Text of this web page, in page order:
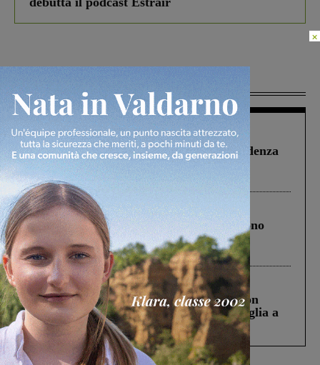
Più lette
Figline Incisa Valdarno 1 Agosto 2026
Piscina di Figline finanziata oltre la scadenza
Pnrr, il gruppo di Fratelli d’Italia: “Un
ringraziamento al Governo”
Cronaca 4 Agosto 2026
Un anno fa la strage in A1 in cui morirono
Gianni, Giulia e Franco. Lo schianto, il
processo, lo stop ai sorpassi fra tir....
Cronaca 3 Agosto 2026
Scomparso da una struttura di Castiglion
Fiorentino l’uomo che aveva ucciso la figlia a
Levane nel 2020
×